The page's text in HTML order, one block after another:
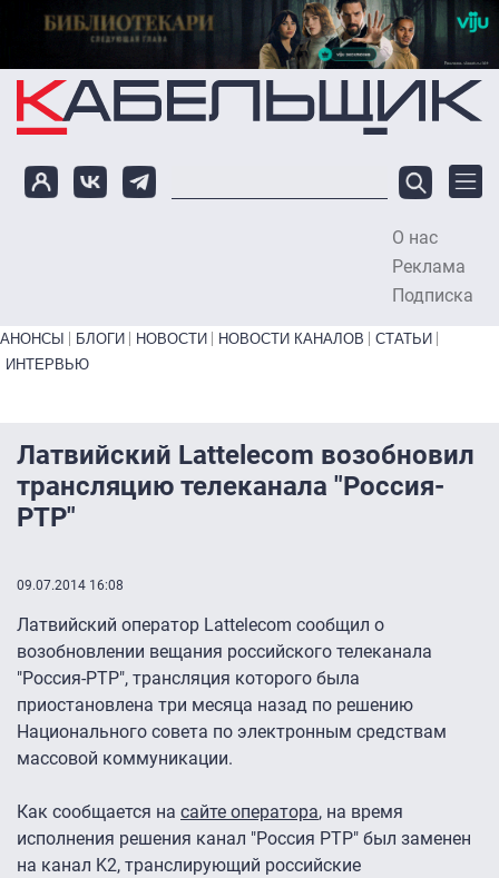
Перейти к основному содержанию
О нас
Реклама
Подписка
Primary links bottom
АНОНСЫ БЛОГИ НОВОСТИ НОВОСТИ КАНАЛОВ
СТАТЬИ
ИНТЕРВЬЮ
Латвийский Lattelecom возобновил
трансляцию телеканала "Россия-
РТР"
09.07.2014 16:08
Латвийский оператор Lattelecom сообщил о
возобновлении вещания российского телеканала
"Россия-РТР", трансляция которого была
приостановлена три месяца назад по решению
Национального совета по электронным средствам
массовой коммуникации.
Как сообщается на сайте оператора, на время
исполнения решения канал "Россия РТР" был заменен
на канал K2, транслирующий российские